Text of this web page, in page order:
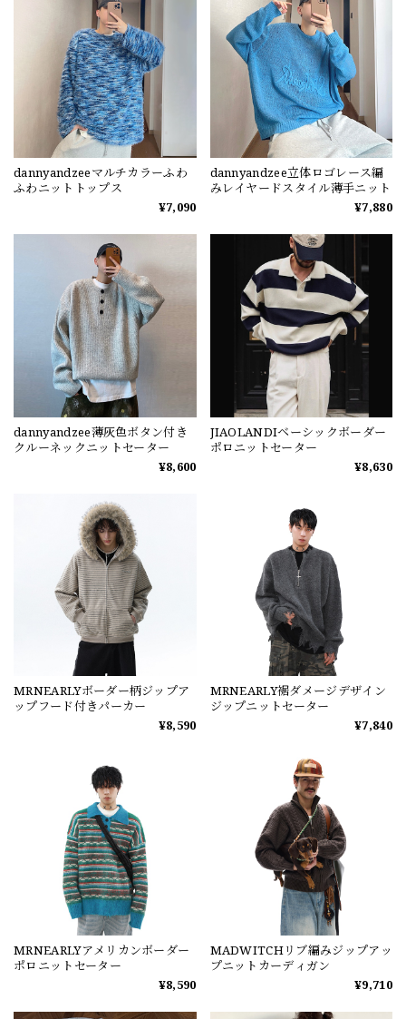
dannyandzeeマルチカラーふわ
ふわニットトップス
¥7,090
dannyandzee立体ロゴレース編
みレイヤードスタイル薄手ニット
¥7,880
dannyandzee薄灰色ボタン付き
クルーネックニットセーター
¥8,600
JIAOLANDIベーシックボーダー
ポロニットセーター
¥8,630
MRNEARLYボーダー柄ジップア
ップフード付きパーカー
¥8,590
MRNEARLY裾ダメージデザイン
ジップニットセーター
¥7,840
MRNEARLYアメリカンボーダー
ポロニットセーター
¥8,590
MADWITCHリブ編みジップアッ
プニットカーディガン
¥9,710